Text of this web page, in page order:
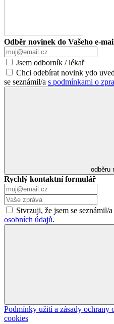
Odběr novinek do Vašeho e-
Jsem odborník / lékař
Chci odebírat novink ydo
se seznámil/a s podmínkami o
odběru
Rychlý kontaktní formulář
Stvrzuji, že jsem se seznámil/a
osobních údajů.
Podmínky užití a zásady ochrany
cookies